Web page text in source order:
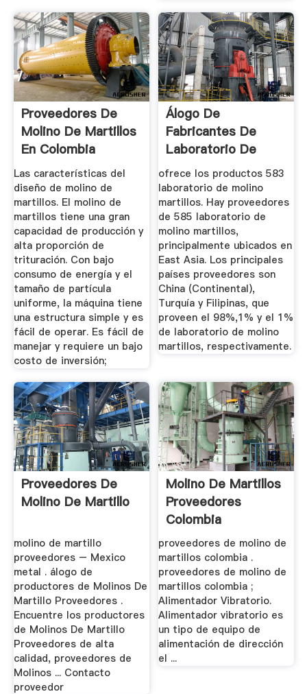
Proveedores De
Molino De Martillos
En Colombia
Las características del
diseño de molino de
martillos. El molino de
martillos tiene una gran
capacidad de producción y
alta proporción de
trituración. Con bajo
consumo de energía y el
tamaño de partícula
uniforme, la máquina tiene
una estructura simple y es
fácil de operar. Es fácil de
manejar y requiere un bajo
costo de inversión;
Álogo De
Fabricantes De
Laboratorio De
Molino Martillos ...
ofrece los productos 583
laboratorio de molino
martillos. Hay proveedores
de 585 laboratorio de
molino martillos,
principalmente ubicados en
East Asia. Los principales
países proveedores son
China (Continental),
Turquía y Filipinas, que
proveen el 98%,1% y el 1%
de laboratorio de molino
martillos, respectivamente.
Proveedores De
Molino De Martillo
molino de martillo
proveedores – Mexico
metal . álogo de
productores de Molinos De
Martillo Proveedores .
Encuentre los productores
de Molinos De Martillo
Proveedores de alta
calidad, proveedores de
Molinos ... Contacto
proveedor
Molino De Martillos
Proveedores
Colombia
proveedores de molino de
martillos colombia .
proveedores de molino de
martillos colombia ;
Alimentador Vibratorio.
Alimentador vibratorio es
un tipo de equipo de
alimentación de dirección
el ...